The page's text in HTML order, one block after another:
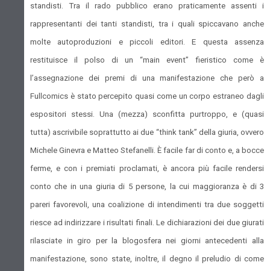
standisti. Tra il rado pubblico erano praticamente assenti i
rappresentanti dei tanti standisti, tra i quali spiccavano anche
molte autoproduzioni e piccoli editori. E questa assenza
restituisce il polso di un “main event” fieristico come è
l’assegnazione dei premi di una manifestazione che però a
Fullcomics è stato percepito quasi come un corpo estraneo dagli
espositori stessi. Una (mezza) sconfitta purtroppo, e (quasi
tutta) ascrivibile soprattutto ai due “think tank” della giuria, ovvero
Michele Ginevra e Matteo Stefanelli. È facile far di conto e, a bocce
ferme, e con i premiati proclamati, è ancora più facile rendersi
conto che in una giuria di 5 persone, la cui maggioranza è di 3
pareri favorevoli, una coalizione di intendimenti tra due soggetti
riesce ad indirizzare i risultati finali. Le dichiarazioni dei due giurati
rilasciate in giro per la blogosfera nei giorni antecedenti alla
manifestazione, sono state, inoltre, il degno il preludio di come